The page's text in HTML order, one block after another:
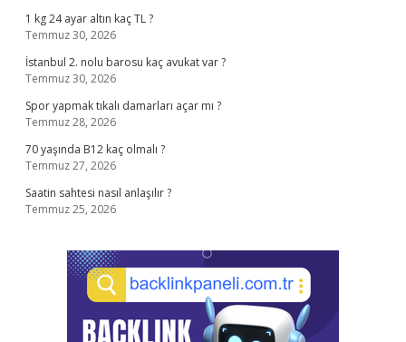
1 kg 24 ayar altın kaç TL ?
Temmuz 30, 2026
İstanbul 2. nolu barosu kaç avukat var ?
Temmuz 30, 2026
Spor yapmak tıkalı damarları açar mı ?
Temmuz 28, 2026
70 yaşında B12 kaç olmalı ?
Temmuz 27, 2026
Saatin sahtesi nasıl anlaşılır ?
Temmuz 25, 2026